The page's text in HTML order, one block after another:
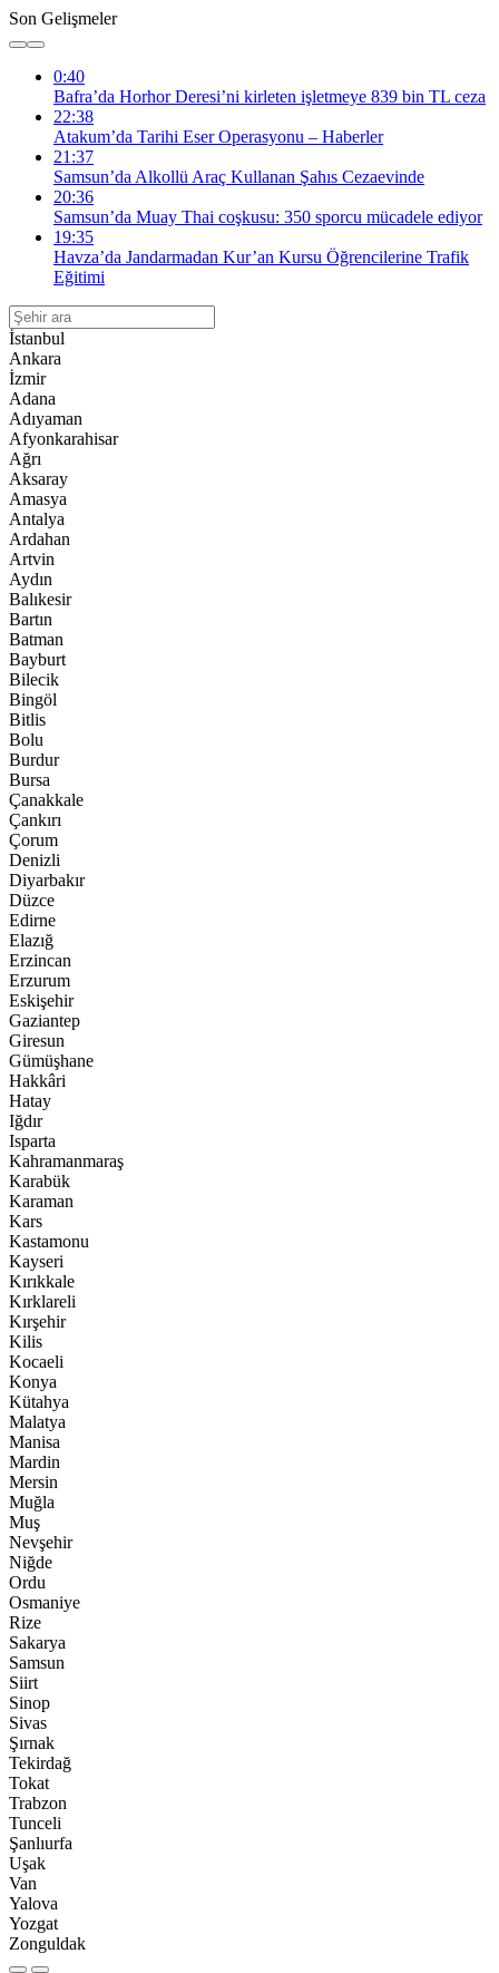
Son Gelişmeler
0:40
Bafra’da Horhor Deresi’ni kirleten işletmeye 839 bin TL ceza
22:38
Atakum’da Tarihi Eser Operasyonu – Haberler
21:37
Samsun’da Alkollü Araç Kullanan Şahıs Cezaevinde
20:36
Samsun’da Muay Thai coşkusu: 350 sporcu mücadele ediyor
19:35
Havza’da Jandarmadan Kur’an Kursu Öğrencilerine Trafik
Eğitimi
İstanbul
Ankara
İzmir
Adana
Adıyaman
Afyonkarahisar
Ağrı
Aksaray
Amasya
Antalya
Ardahan
Artvin
Aydın
Balıkesir
Bartın
Batman
Bayburt
Bilecik
Bingöl
Bitlis
Bolu
Burdur
Bursa
Çanakkale
Çankırı
Çorum
Denizli
Diyarbakır
Düzce
Edirne
Elazığ
Erzincan
Erzurum
Eskişehir
Gaziantep
Giresun
Gümüşhane
Hakkâri
Hatay
Iğdır
Isparta
Kahramanmaraş
Karabük
Karaman
Kars
Kastamonu
Kayseri
Kırıkkale
Kırklareli
Kırşehir
Kilis
Kocaeli
Konya
Kütahya
Malatya
Manisa
Mardin
Mersin
Muğla
Muş
Nevşehir
Niğde
Ordu
Osmaniye
Rize
Sakarya
Samsun
Siirt
Sinop
Sivas
Şırnak
Tekirdağ
Tokat
Trabzon
Tunceli
Şanlıurfa
Uşak
Van
Yalova
Yozgat
Zonguldak